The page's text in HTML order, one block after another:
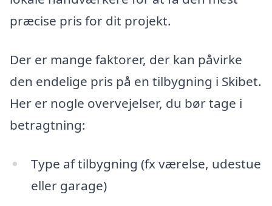
præcise pris for dit projekt.
Der er mange faktorer, der kan påvirke
den endelige pris på en tilbygning i Skibet.
Her er nogle overvejelser, du bør tage i
betragtning:
Type af tilbygning (fx værelse, udestue
eller garage)